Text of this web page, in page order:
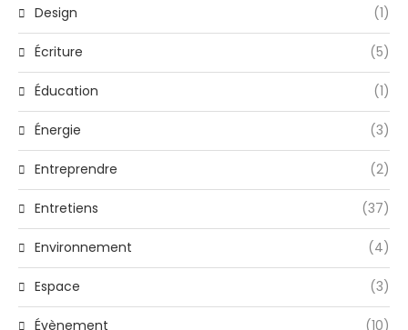
Design (1)
Écriture (5)
Éducation (1)
Énergie (3)
Entreprendre (2)
Entretiens (37)
Environnement (4)
Espace (3)
Évènement (10)